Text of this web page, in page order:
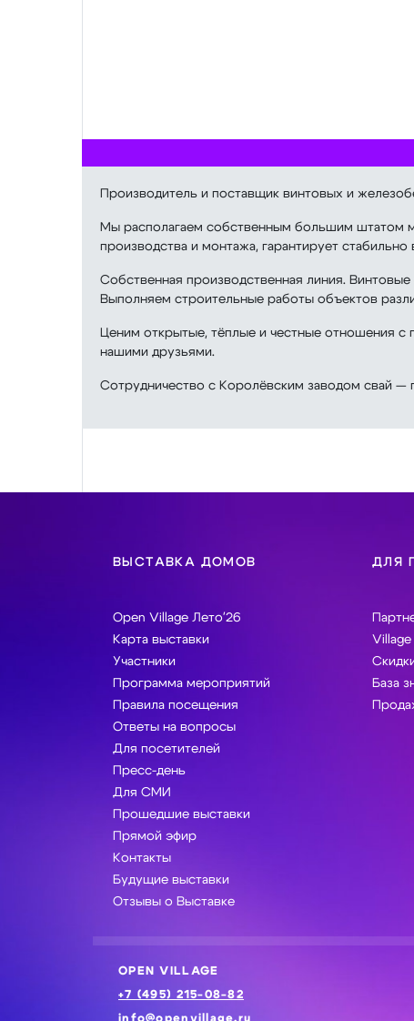
Производитель и поставщик винтовых и
Мы располагаем собственным большим штатом
производства и монтажа, гарантирует
Собственная производственная линия.
Выполняем строительные работы объектов
Ценим открытые, тёплые и честные отношения с
нашими друзьями.
Сотрудничество с Королёвским заводом свай —
ВЫСТАВКА ДОМОВ
Open Village Лето'26
Карта выставки
Участники
Программа мероприятий
Правила посещения
Ответы на вопросы
Для посетителей
Пресс-день
Для СМИ
Прошедшие выставки
Прямой эфир
Контакты
Будущие выставки
Отзывы о Выставке
ДЛЯ
Village
База
OPEN VILLAGE
+7 (495) 215-08-82